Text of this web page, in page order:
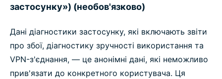
застосунку») (необов'язково)
Дані діагностики застосунку, які включають звіти
про збої, діагностику зручності використання та
VPN-з'єднання, — це анонімні дані, які неможливо
прив'язати до конкретного користувача. Ця